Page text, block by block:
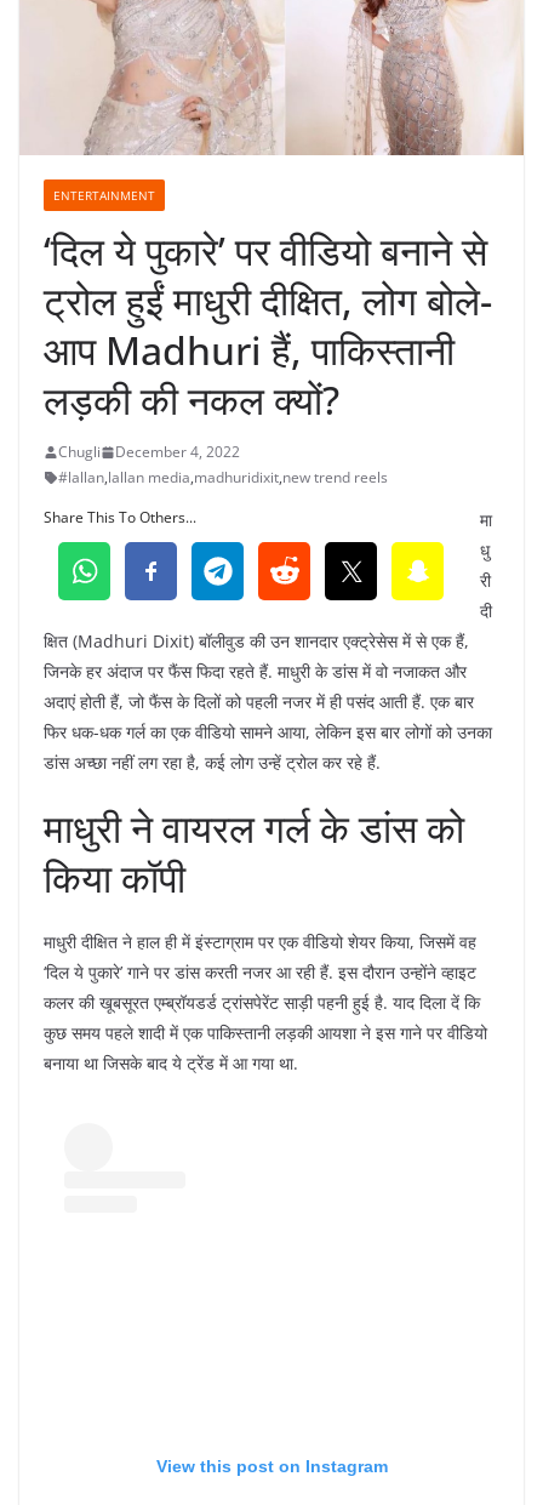
ENTERTAINMENT
‘दिल ये पुकारे’ पर वीडियो बनाने से
ट्रोल हुईं माधुरी दीक्षित, लोग बोले-
आप Madhuri हैं, पाकिस्तानी
लड़की की नकल क्यों?
Chugli
December 4, 2022
#lallan,lallan media,madhuridixit,new trend reels
Share This To Others...
मा
धु
री
दी
क्षित (Madhuri Dixit) बॉलीवुड की उन शानदार एक्ट्रेसेस में से एक हैं,
जिनके हर अंदाज पर फैंस फिदा रहते हैं. माधुरी के डांस में वो नजाकत और
अदाएं होती हैं, जो फैंस के दिलों को पहली नजर में ही पसंद आती हैं. एक बार
फिर धक-धक गर्ल का एक वीडियो सामने आया, लेकिन इस बार लोगों को उनका
डांस अच्छा नहीं लग रहा है, कई लोग उन्हें ट्रोल कर रहे हैं.
माधुरी ने वायरल गर्ल के डांस को
किया कॉपी
माधुरी दीक्षित ने हाल ही में इंस्टाग्राम पर एक वीडियो शेयर किया, जिसमें वह
‘दिल ये पुकारे’ गाने पर डांस करती नजर आ रही हैं. इस दौरान उन्होंने व्हाइट
कलर की खूबसूरत एम्ब्रॉयडर्ड ट्रांसपेरेंट साड़ी पहनी हुई है. याद दिला दें कि
कुछ समय पहले शादी में एक पाकिस्तानी लड़की आयशा ने इस गाने पर वीडियो
बनाया था जिसके बाद ये ट्रेंड में आ गया था.
View this post on Instagram